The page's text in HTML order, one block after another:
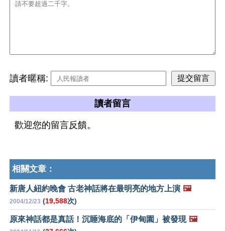
讀者暱稱:
讀者留言
歡迎您的留言反饋。
相關文章：
新唐人紐約晚會 古老神話將在最明亮的地方上演 🖼️
2004/12/23 (19,588次)
原來神話都是真話！沉睡海底的「伊甸園」被發現 🖼️